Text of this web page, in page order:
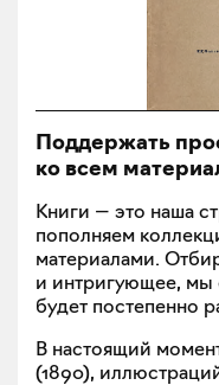
Поддержать
ко всем
Книги — это наша
пополняем
материалами.
и интригующее, мы
будет постепенно
В настоящий
(1890),